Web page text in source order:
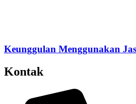
Keunggulan Menggunakan
Kontak